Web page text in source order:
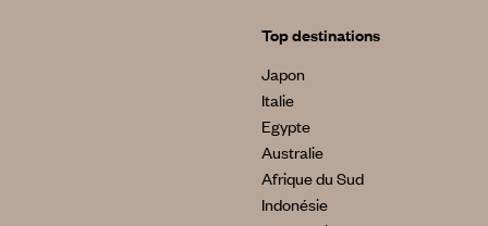
Top destinations
Japon
Italie
Egypte
Australie
Afrique du Sud
Indonésie